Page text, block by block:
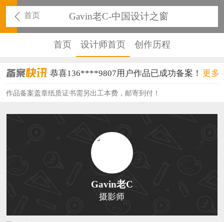
首页 Gavin老C-中国设计之窗
首页 设计师首页 创作历程
恭喜136****9807用户作品已成功备案！
恭喜159****4930用户作品已成功备案！
恭喜150****6483用户作品已成功备案！
恭喜131****2473用户作品已成功备案！
恭喜159****4201用户作品已成功备案！
恭喜133****6466用户作品已成功备案！
恭喜131****1475用户作品已成功备案！
恭喜133****8874用户作品已成功备案！
更多
作品备案盖章纸质证书需另出工本费，邮寄到付！
Gavin老C
摄影师